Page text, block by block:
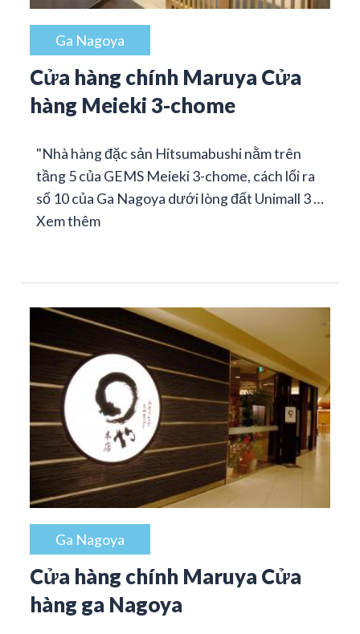
Ga Nagoya
Cửa hàng chính Maruya Cửa
hàng Meieki 3-chome
"Nhà hàng đặc sản Hitsumabushi nằm trên
tầng 5 của GEMS Meieki 3-chome, cách lối ra
số 10 của Ga Nagoya dưới lòng đất Unimall 3 …
Xem thêm
Ga Nagoya
Cửa hàng chính Maruya Cửa
hàng ga Nagoya